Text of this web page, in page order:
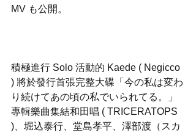
MV も公開。
積極進行 Solo 活動的 Kaede ( Negicco
) 將於發行首張完整大碟「今の私は変わ
り続けてあの頃の私でいられてる。」
專輯樂曲集結和田唱 ( TRICERATOPS
)、堀込泰行、堂島孝平、澤部渡（スカ